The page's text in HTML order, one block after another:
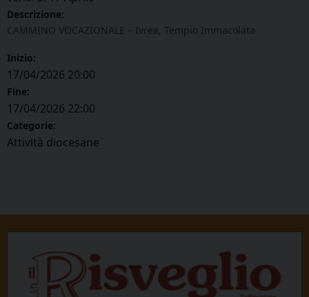
Descrizione:
CAMMINO VOCAZIONALE – Ivrea, Tempio Immacolata
Inizio:
17/04/2026 20:00
Fine:
17/04/2026 22:00
Categorie:
Attività diocesane